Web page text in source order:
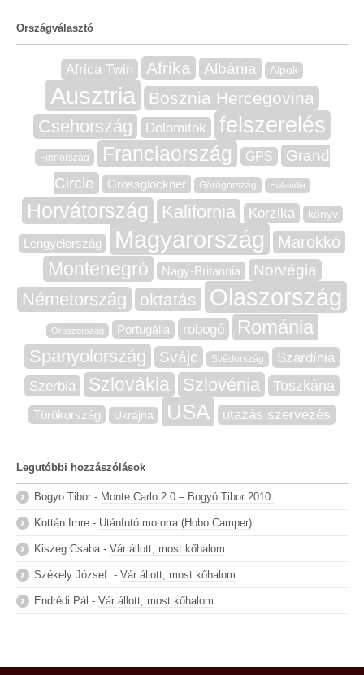
Országválasztó
Africa Twin Afrika Albánia Alpok
Ausztria Bosznia Hercegovina
Csehország Dolomitok felszerelés
Finnország Franciaország GPS
Grand
Circle
Grossglockner Görögország Hollandia
Horvátország Kalifornia Korzika könyv
Lengyelország Magyarország Marokkó
Montenegró Nagy-Britannia Norvégia
Németország oktatás Olaszország
Oroszország Portugália robogó Románia
Spanyolország Svájc Svédország
Szardínia
Szerbia
Szlovákia Szlovénia Toszkána
Törökország Ukrajna USA utazás szervezés
Legutóbbi hozzászólások
Bogyo Tibor - Monte Carlo 2.0 – Bogyó Tibor 2010.
Kottán Imre - Utánfutó motorra (Hobo Camper)
Kiszeg Csaba- Vár állott, most kőhalom
Székely József. - Vár állott, most kőhalom
Endrédi Pál - Vár állott, most kőhalom